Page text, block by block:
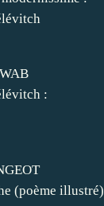
:
(poème illustré)